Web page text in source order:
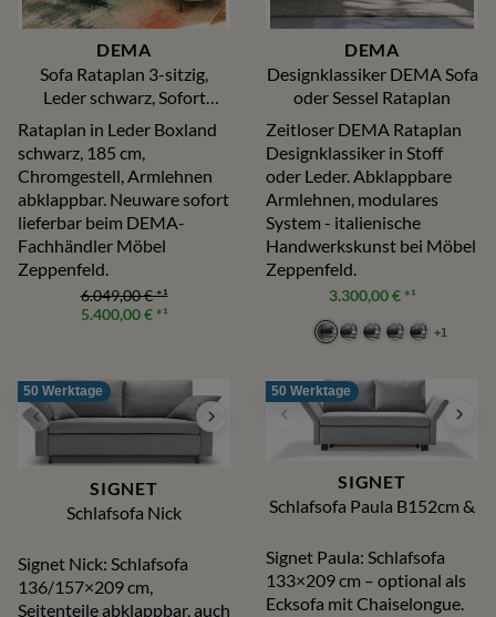
DEMA
Sofa Rataplan 3-sitzig,
Leder schwarz, Sofort
lieferbar!
Rataplan in Leder Boxland
schwarz, 185 cm,
Chromgestell, Armlehnen
abklappbar. Neuware sofort
lieferbar beim DEMA-
Fachhändler Möbel
Zeppenfeld.
6.049,00 €*¹
5.400,00 €*¹
DEMA
Designklassiker DEMA Sofa
oder Sessel Rataplan
Zeitloser DEMA Rataplan
Designklassiker in Stoff
oder Leder. Abklappbare
Armlehnen, modulares
System - italienische
Handwerkskunst bei Möbel
Zeppenfeld.
3.300,00 €*¹
+1
50 Werktage
SIGNET
Schlafsofa Nick
Signet Nick: Schlafsofa
136/157×209 cm,
Seitenteile abklappbar, auch
50 Werktage
SIGNET
Schlafsofa Paula B152cm &
Signet Paula: Schlafsofa
133×209 cm – optional als
Ecksofa mit Chaiselongue.